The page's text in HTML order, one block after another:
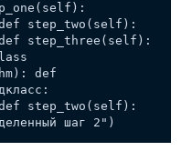
step_two(self):
step_three(self):
def
def step_two(self):
шаг 2")